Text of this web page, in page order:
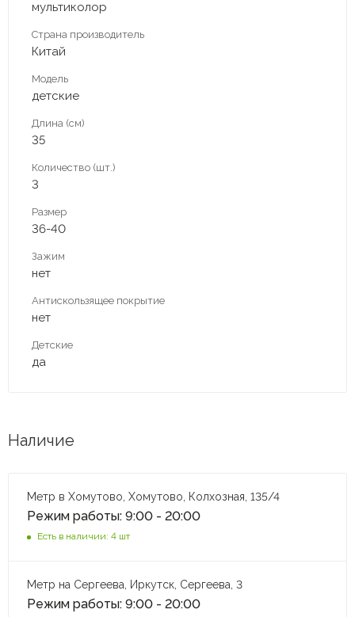
мультиколор
Страна производитель
Китай
Модель
детские
Длина (см)
35
Количество (шт.)
3
Размер
36-40
Зажим
нет
Антискользящее покрытие
нет
Детские
да
Наличие
Метр в Хомутово, Хомутово, Колхозная, 135/4
Режим работы: 9:00 - 20:00
Есть в наличии: 4 шт
Метр на Сергеева, Иркутск, Сергеева, 3
Режим работы: 9:00 - 20:00